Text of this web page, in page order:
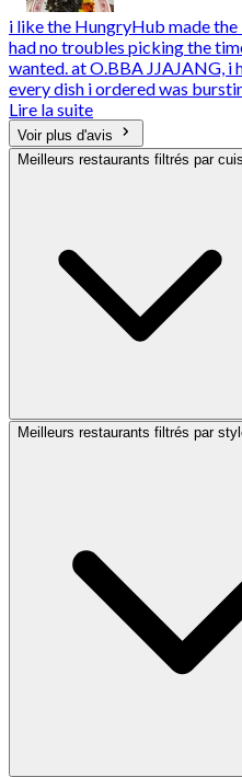
i like the HungryHub made
had no troubles picking the
wanted. at O.BBA JJAJANG, i
every dish i ordered was
Lire la suite
Voir plus d'avis
Meilleurs restaurants filtrés par
Meilleurs restaurants filtrés par